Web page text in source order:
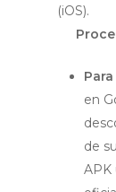
(iOS).
en
de
APK